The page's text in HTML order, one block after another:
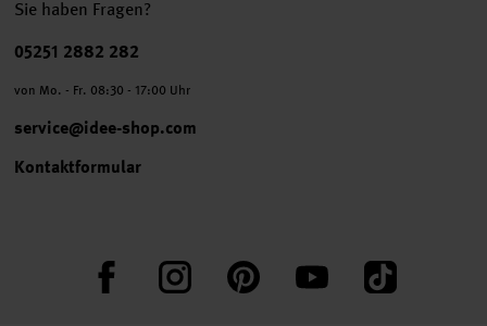
Sie haben Fragen?
Telefonnummer
05251 2882 282
von Mo. - Fr. 08:30 - 17:00 Uhr
service@idee-shop.com
Kontaktformular
FacebookInstagram PinterestYouTube TikTok